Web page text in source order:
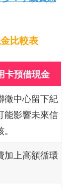
比較表
卡預借現金
徵中心留下紀
能影響未來信
加上高額循環